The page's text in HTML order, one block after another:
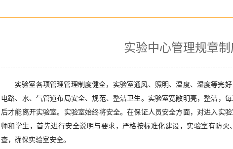
实验中心管理规章制
实验室各项管理管理制度健全，实验室通风、照明、温度、湿度等完
电路、水、气管道布局安全、规范、整洁卫生。实验室宽敞明亮，整洁，
后才能离开实验室。实验室始终将安全。在保证人员安全方面，对进入实
师和学生，首先进行安全说明与要求，严格按标准化建设，实验室有防
查，确保实验室安全。